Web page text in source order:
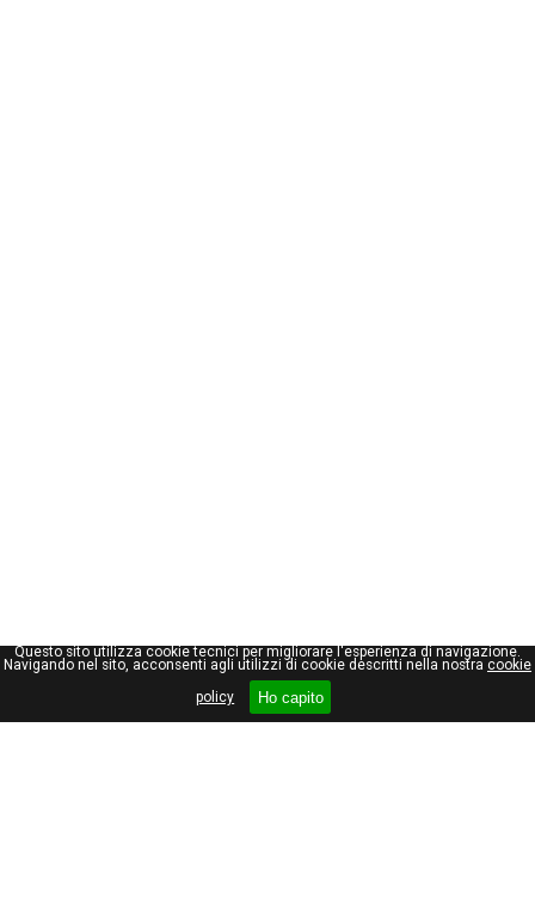
Questo sito utilizza cookie tecnici per migliorare l'esperienza di navigazione.
Navigando nel sito, acconsenti agli utilizzi di cookie descritti nella nostra cookie
policy
Ho capito